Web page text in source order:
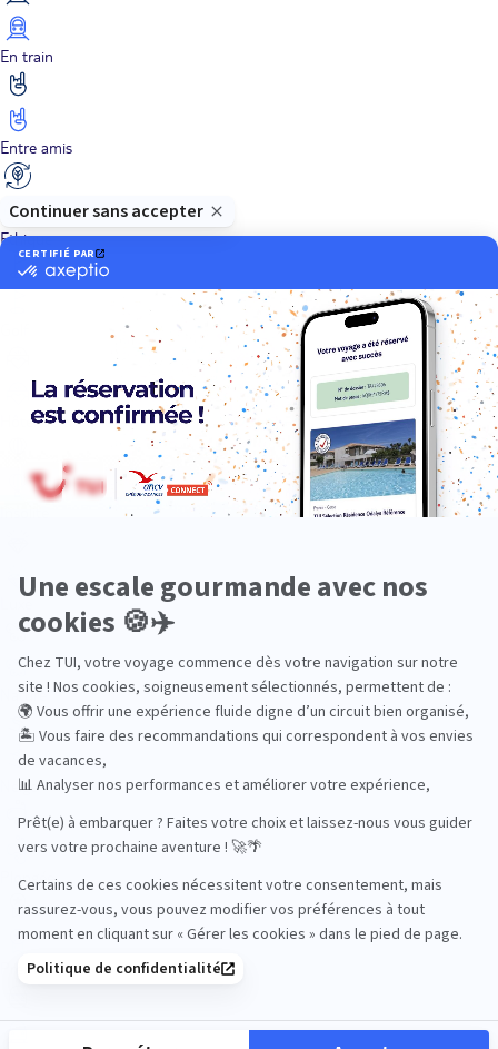
En train
Entre amis
Ethique
Hôtel de charme
Nature
Neige
Plongée
Premium